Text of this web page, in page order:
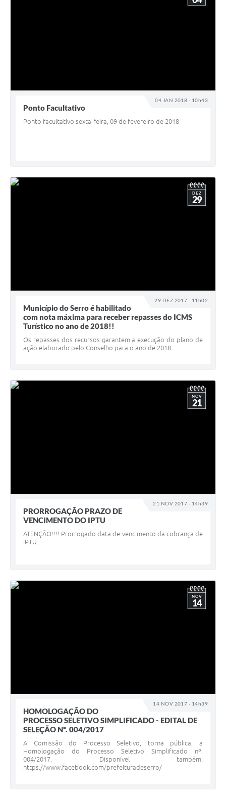
04 JAN 2018 - 10h43
Ponto Facultativo
Ponto facultativo sexta-feira, 09 de fevereiro de 2018
29 DEZ 2017 - 11h02
DEZ
29
Município do Serro é habilitado
com nota máxima para receber repasses do ICMS
Turístico no ano de 2018!!
Os repasses dos recursos garantem a execução do plano de
ação elaborado pelo Conselho para o ano de 2018.
21 NOV 2017 - 14h39
NOV
21
PRORROGAÇÃO PRAZO DE
VENCIMENTO DO IPTU
ATENÇÃO!!!! Prorrogado data de vencimento da cobrança de
IPTU.
14 NOV 2017 - 14h39
NOV
14
HOMOLOGAÇÃO DO
PROCESSO SELETIVO SIMPLIFICADO - EDITAL DE
SELEÇÃO Nº. 004/2017
A Comissão do Processo Seletivo, torna pública, a
Homologação do Processo Seletivo Simplificado nº.
004/2017. Disponível também:
https://www.facebook.com/prefeituradeserro/